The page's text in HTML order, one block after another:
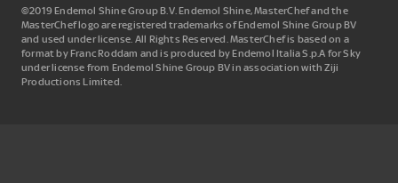
©2019 Endemol Shine Group B.V. Endemol Shine, MasterChef and the
MasterChef logo are registered trademarks of Endemol Shine Group BV
and used under license. All Rights Reserved. MasterChef is based on a
format by Franc Roddam and is produced by Endemol Italia S.p.A for Sky
under license from Endemol Shine Group BV in association with Ziji
Productions Limited.